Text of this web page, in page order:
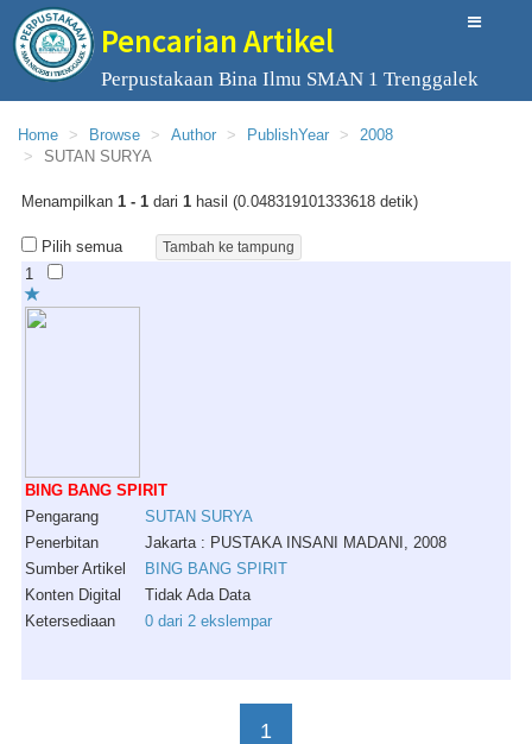
Pencarian Artikel
Perpustakaan Bina Ilmu SMAN 1 Trenggalek
Home Browse Author PublishYear
2008
SUTAN SURYA
Menampilkan 1 - 1 dari 1 hasil (0.048319101333618 detik)
Pilih semua
1
BING BANG SPIRIT
Pengarang
SUTAN SURYA
Penerbitan
Jakarta : PUSTAKA INSANI MADANI, 2008
Sumber Artikel
BING BANG SPIRIT
Konten Digital
Tidak Ada Data
Ketersediaan
0 dari 2 ekslempar
1